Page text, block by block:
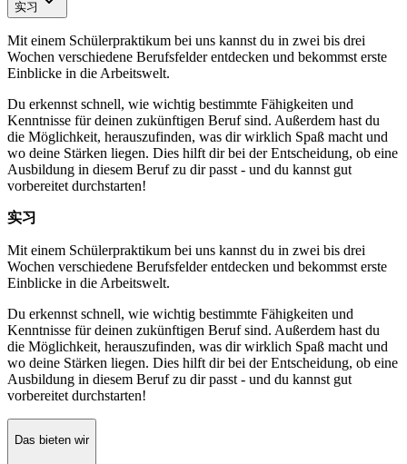
实习
Mit einem Schülerpraktikum bei uns kannst du in zwei bis drei
Wochen verschiedene Berufsfelder entdecken und bekommst erste
Einblicke in die Arbeitswelt.
Du erkennst schnell, wie wichtig bestimmte Fähigkeiten und
Kenntnisse für deinen zukünftigen Beruf sind. Außerdem hast du
die Möglichkeit, herauszufinden, was dir wirklich Spaß macht und
wo deine Stärken liegen. Dies hilft dir bei der Entscheidung, ob eine
Ausbildung in diesem Beruf zu dir passt - und du kannst gut
vorbereitet durchstarten!
实习
Mit einem Schülerpraktikum bei uns kannst du in zwei bis drei
Wochen verschiedene Berufsfelder entdecken und bekommst erste
Einblicke in die Arbeitswelt.
Du erkennst schnell, wie wichtig bestimmte Fähigkeiten und
Kenntnisse für deinen zukünftigen Beruf sind. Außerdem hast du
die Möglichkeit, herauszufinden, was dir wirklich Spaß macht und
wo deine Stärken liegen. Dies hilft dir bei der Entscheidung, ob eine
Ausbildung in diesem Beruf zu dir passt - und du kannst gut
vorbereitet durchstarten!
Das bieten wir